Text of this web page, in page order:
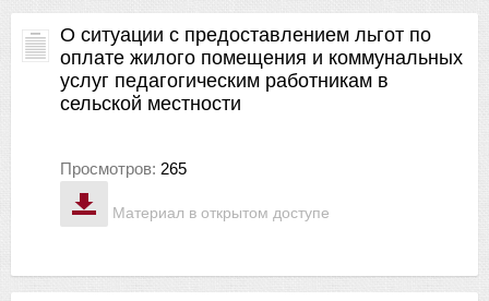
Материал в открытом доступе
О ситуации с предоставлением льгот по
оплате жилого помещения и коммунальных
услуг педагогическим работникам в
сельской местности
Просмотров: 265